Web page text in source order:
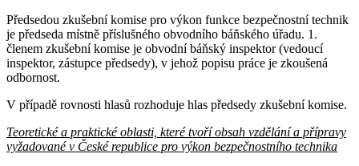
Předsedou zkušební komise pro výkon funkce bezpečnostní technik
je předseda místně příslušného obvodního báňského úřadu. 1.
členem zkušební komise je obvodní báňský inspektor (vedoucí
inspektor, zástupce předsedy), v jehož popisu práce je zkoušená
odbornost.
V případě rovnosti hlasů rozhoduje hlas předsedy zkušební komise.
Teoretické a praktické oblasti, které tvoří obsah vzdělání a přípravy
vyžadované v České republice pro výkon bezpečnostního technika